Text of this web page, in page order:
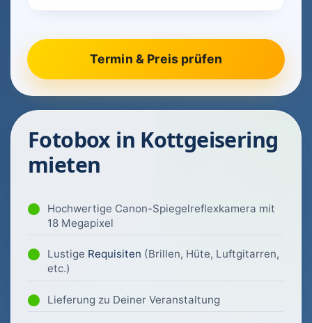
Fotobox in Kottgeisering
mieten
Hochwertige Canon-Spiegelreflexkamera mit
18 Megapixel
Lustige Requisiten (Brillen, Hüte, Luftgitarren,
etc.)
Lieferung zu Deiner Veranstaltung